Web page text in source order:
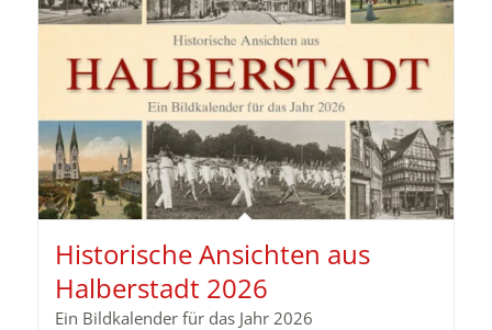
Historische Ansichten aus
Halberstadt 2026
Ein Bildkalender für das Jahr 2026